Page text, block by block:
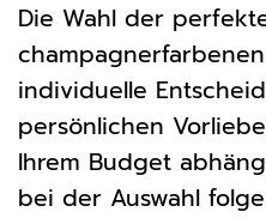
Die Wahl der
individuelle
persönlichen
Ihrem Budget
bei der Auswahl